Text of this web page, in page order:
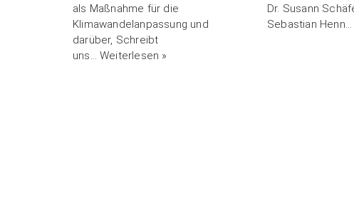
als Maßnahme für die
Klimawandelanpassung und
darüber, Schreibt
uns… Weiterlesen »
Dr. Susann
Sebastian